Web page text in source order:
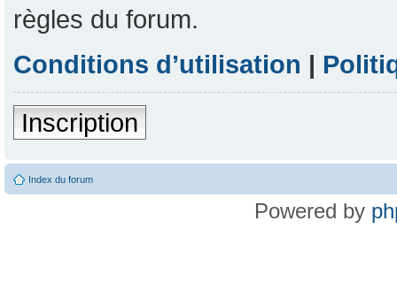
règles du forum.
Conditions d’utilisation |
Inscription
Index du forum
Powered by